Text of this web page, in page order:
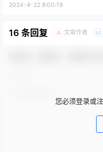
2024-4-22 8:00:19
16 条回复 A 文章作者 M
您必须登录或